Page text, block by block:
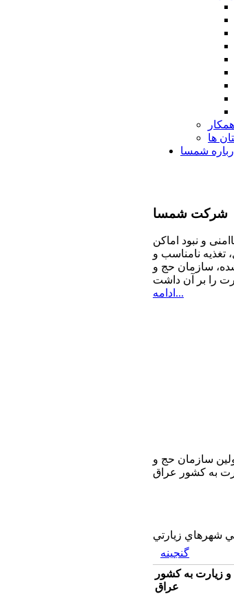
ها
شمسا
شرکت شمسا
و نبود اماكن
تغذیه‌ نامناسب و
سازمان حج و
ادامه...
سازمان حج و
به کشور عراق
شهرهاي زيارتي
گنجینه
زیارت به کشور
عراق